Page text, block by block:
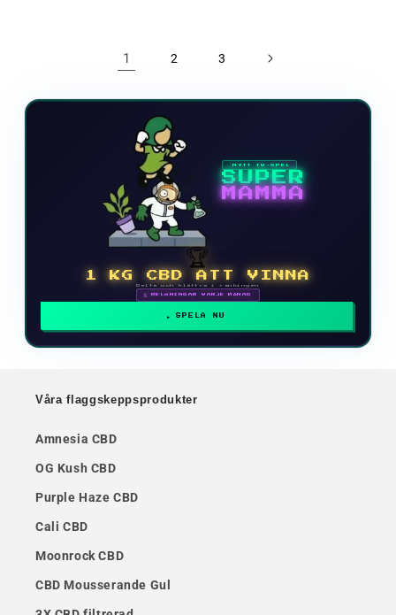
1 2 3
NYTT TV-SPEL
SUPER
MAMMA
🏆
1 KG CBD ATT VINNA
Delta och klättra i rankingen
🗓 BELÖNINGAR VARJE MÅNAD
SPELA NU
Våra flaggskeppsprodukter
Amnesia CBD
OG Kush CBD
Purple Haze CBD
Cali CBD
Moonrock CBD
CBD Mousserande Gul